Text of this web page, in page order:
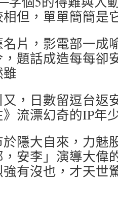
但，單單簡簡是
名片，影電部一成
題話成造每每卻
又，日數留逗台返
流漂幻奇的IP年
於隱大自來，力魅
安李」演導大偉
有沒也，才天世